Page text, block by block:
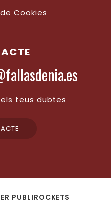
Cookies
teus dubtes
PUBLIROCKETS